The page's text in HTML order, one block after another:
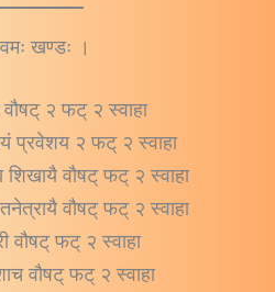
खण्डः ।
२ फट् २ स्वाहा
प्रवेशय २ फट् २ स्वाहा
वौषट् फट् २ स्वाहा
वौषट् फट् २ स्वाहा
वौषट् फट् २ स्वाहा
वौषट् फट् २ स्वाहा